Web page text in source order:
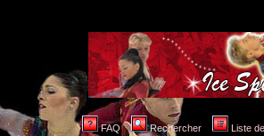
FAQ Rechercher Liste